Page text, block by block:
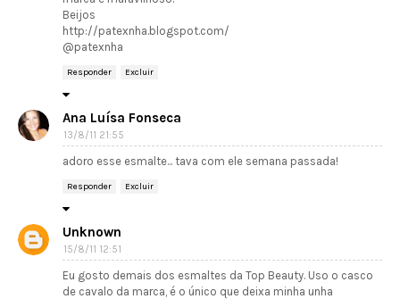
Beijos
http://patexnha.blogspot.com/
@patexnha
Responder Excluir
Ana Luísa Fonseca
13/8/11 21:55
adoro esse esmalte... tava com ele semana passada!
Responder Excluir
Unknown
15/8/11 12:51
Eu gosto demais dos esmaltes da Top Beauty. Uso o casco
de cavalo da marca, é o único que deixa minha unha